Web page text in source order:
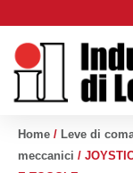
al
contenuto
Home / Leve di
meccanici /